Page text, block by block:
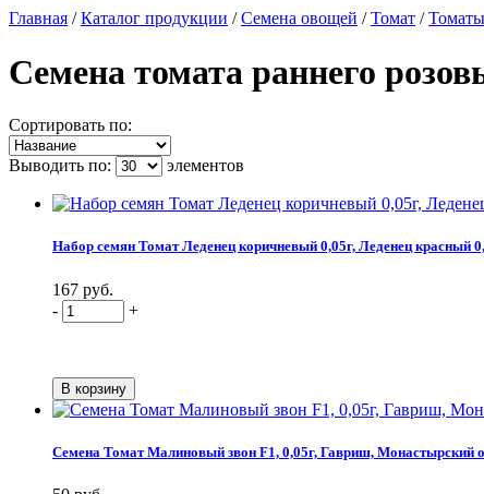
Главная /Каталог продукции /Семена овощей /Томат /
Семена томата раннего
Сортировать по:
Выводить по: элементов
Набор семян Томат Леденец коричневый 0,05г, Леденец красный
167 руб.
-
+
Семена Томат Малиновый звон F1, 0,05г, Гавриш, Монастырский